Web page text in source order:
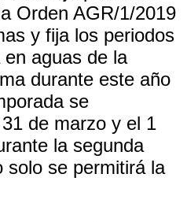
Orden AGR/1/2019
y fija los periodos
aguas de la
durante este año
se
de marzo y el 1
la segunda
solo se permitirá la